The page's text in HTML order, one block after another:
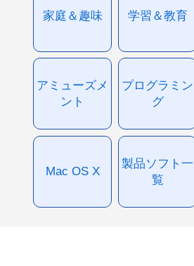
家庭＆趣味 学習＆教育
アミューズメ
ント
プログラミン
グ
Mac OS X
製品ソフト一
覧